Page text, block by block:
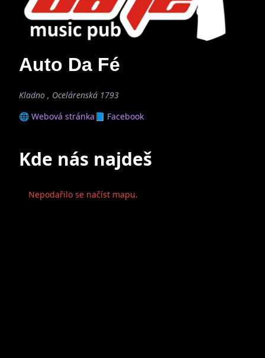
Auto Da Fé
Kladno , Ocelárenská 1793
🌐 Webová stránka📘 Facebook
Kde nás najdeš
Nepodařilo se načíst mapu.